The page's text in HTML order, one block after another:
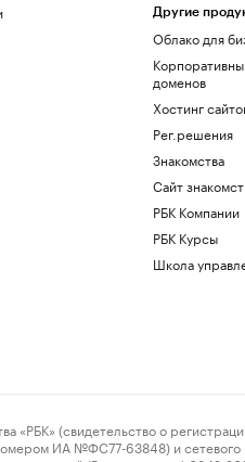
Другие
Облако для
доменов
Хостинг
Рег.решения
Знакомства
Сайт
РБК Компании
РБК Курсы
Школа
(свидетельство о
ИА №ФС77-63848) и сетевого